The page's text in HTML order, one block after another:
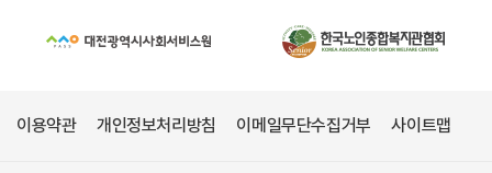
이용약관 개인정보처리방침 이메일무단수집거부 사이트맵